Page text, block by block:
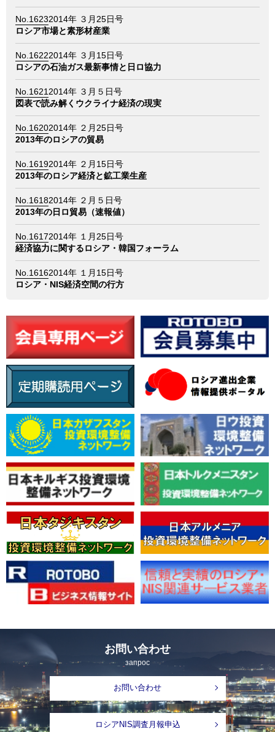
No.16232014年 ３月25日号
ロシア市場と素形材産業
No.16222014年 ３月15日号
ロシアの石油ガス最新事情と日ロ協力
No.1621 2014年 ３月５日号
図表で読み解くウクライナ経済の現実
No.16202014年 ２月25日号
2013年のロシアの貿易
No.16192014年 ２月15日号
2013年のロシア経済と鉱工業生産
No.16182014年 ２月５日号
2013年の日ロ貿易（速報値）
No.16172014年 １月25日号
経済協力に関するロシア・韓国フォーラム
No.16162014年 １月15日号
ロシア・NIS経済空間の行方
お問い合わせ
запрос
お問い合わせ
ロシアNIS調査月報申込